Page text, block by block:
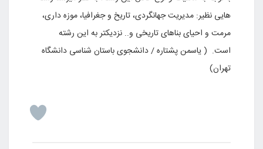
هایی نظیر: مدیریت جهانگردی، تاریخ و جغرافیا، موزه داری،
مرمت و احیای بناهای تاریخی و.. نزدیکتر به این رشته
است. ( یاسمن پشتاره / دانشجوی باستان شناسی دانشگاه
تهران)